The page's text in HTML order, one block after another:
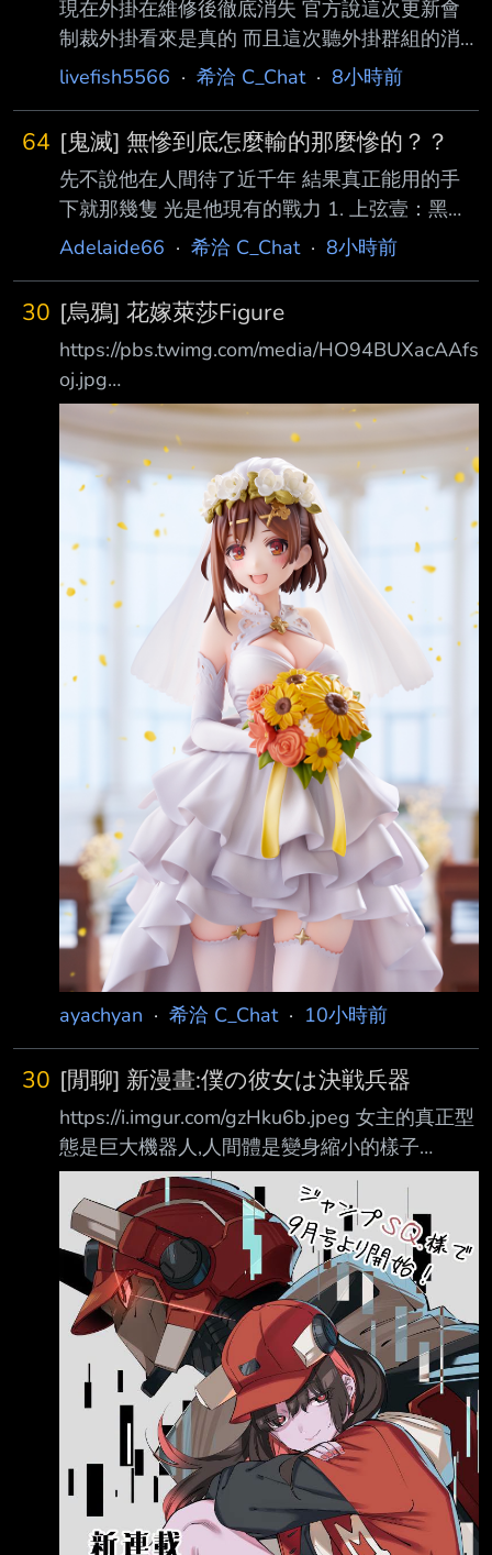
現在外掛在維修後徹底消失 官方說這次更新會
制裁外掛看來是真的 而且這次聽外掛群組的消
息是說開掛會秒鎖帳號以外還會鎖主機板 這樣
需要時間了 玩家們是不是該說「遊戲橘子是佛
心公司」 遊戲橘子終於給玩家們一塊淨土啦 遊
戲橘子 永遠的神 --
livefish5566 · 希洽 C_Chat· 8小時前
64 [鬼滅] 無慘到底怎麼輸的那麼慘的？？
先不說他在人間待了近千年 結果真正能用的手
下就那幾隻 光是他現有的戰力 1. 上弦壹：黑死
牟 唯一能使用月之呼吸的鬼 擁有看穿生物肌肉
導致肺部壞死 是呼吸法的剋星 3.上弦參：猗窩
座 武鬥派高手 血鬼術「術式展開」能精準感知
敵人 4.上弦肆：鳴女 能自由操縱無限城 隨意改
變房間結構 傳送人員 能製造偵查眼球全方位偵
查 反觀鬼殺隊這邊 要情報沒情報 即使不算無慘
上弦前三位 不只戰力高出一大截 而且只要不要
被斬首就不會死 認真打團戰 一定能團滅鬼殺隊
Adelaide66 · 希洽 C_Chat· 8小時前
30 [烏鴉] 花嫁萊莎Figure
https://pbs.twimg.com/media/HO94BUXacAAfs
oj.jpg
https://pbs.twimg.com/media/HO94DS9bMAE
AfIM.jpg ゲーム『ライザのアトリエ３ ～終わ
りの錬金術士と秘密の鍵～』から、ライザがな
んと ウェディングドレス姿でフィギュア
に！ ゲーム中では見られなかった、もしもの
花嫁姿 を連想させる作品です。 明日8月7日
（金）から、全国ホビーショップ、ECサイト
で予約受付開始です。
https://x.com/quesq_info/st
ayachyan · 希洽 C_Chat· 10小時前
30 [閒聊] 新漫畫:僕の彼女は決戦兵器
https://i.imgur.com/gzHku6b.jpeg 女主的真正型
態是巨大機器人,人間體是變身縮小的樣子
https://i.imgur.com/EbUiT1f.jpeg
https://i.imgur.com/SKIY7sI.jpeg
https://i.imgur.com/sST7j0D.jpeg 女主要男主駕
駛她(?) https://i.imgur.com/lFlFt23.jpeg 直接進
去(?)了 https://i.imgur.com/Dmz2yL1.jpeg
https://i.